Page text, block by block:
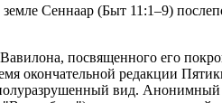
Сеннаар (Быт 11:1–9)
посвященного его
окончательной редакции
вид.